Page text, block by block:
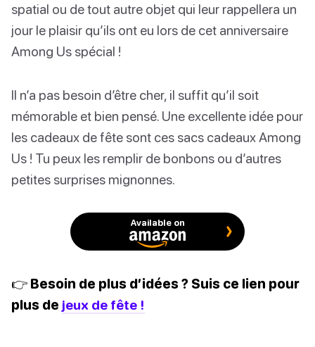
spatial ou de tout autre objet qui leur rappellera un
jour le plaisir qu’ils ont eu lors de cet anniversaire
Among Us spécial !
Il n’a pas besoin d’être cher, il suffit qu’il soit
mémorable et bien pensé. Une excellente idée pour
les cadeaux de fête sont ces sacs cadeaux Among
Us ! Tu peux les remplir de bonbons ou d’autres
petites surprises mignonnes.
Available on
👉 Besoin de plus d’idées ? Suis ce lien pour
plus de jeux de fête !